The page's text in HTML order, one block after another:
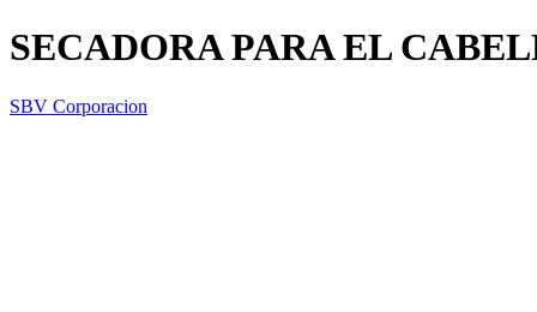
SECADORA PARA EL
SBV Corporacion